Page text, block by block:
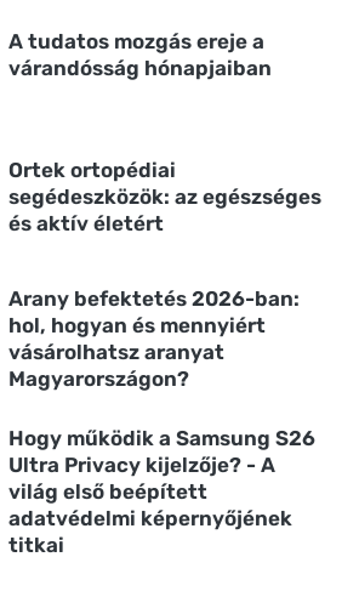
A tudatos mozgás ereje a
várandósság hónapjaiban
Ortek ortopédiai
segédeszközök: az egészséges
és aktív életért
Arany befektetés 2026-ban:
hol, hogyan és mennyiért
vásárolhatsz aranyat
Magyarországon?
Hogy működik a Samsung S26
Ultra Privacy kijelzője? - A
világ első beépített
adatvédelmi képernyőjének
titkai